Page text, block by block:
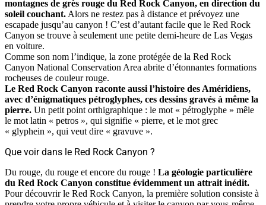
montagnes de grès rouge du Red Rock Canyon, en direction du
soleil couchant. Alors ne restez pas à distance et prévoyez une
escapade jusqu’au canyon ! C’est d’autant facile que le Red Rock
Canyon se trouve à seulement une petite demi-heure de Las Vegas
en voiture.
Comme son nom l’indique, la zone protégée de la Red Rock
Canyon National Conservation Area abrite d’étonnantes formations
rocheuses de couleur rouge.
Le Red Rock Canyon raconte aussi l’histoire des Améridiens,
avec d’énigmatiques pétroglyphes, ces dessins gravés à même la
pierre. Un petit point orthigraphique : le mot « pétroglyphe » mêle
le mot latin « petros », qui signifie « pierre, et le mot grec
« glyphein », qui veut dire « gravuve ».
Que voir dans le Red Rock Canyon ?
Du rouge, du rouge et encore du rouge ! La géologie particulière
du Red Rock Canyon constitue évidemment un attrait inédit.
Pour découvrir le Red Rock Canyon, la première solution consiste à